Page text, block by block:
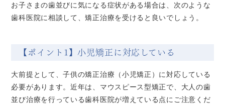
お子さまの歯並びに気になる症状がある場合は、次のような
歯科医院に相談して、矯正治療を受けると良いでしょう。
【ポイント1】小児矯正に対応している
大前提として、子供の矯正治療（小児矯正）に対応している
必要があります。近年は、マウスピース型矯正で、大人の歯
並び治療を行っている歯科医院が増えている点にご注意くだ